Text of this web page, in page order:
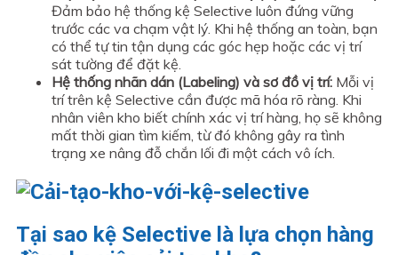
Đảm bảo hệ thống kệ Selective luôn đứng vững
trước các va chạm vật lý. Khi hệ thống an toàn, bạn
có thể tự tin tận dụng các góc hẹp hoặc các vị trí
sát tường để đặt kệ.
Hệ thống nhãn dán (Labeling) và sơ đồ vị trí: Mỗi vị
trí trên kệ Selective cần được mã hóa rõ ràng. Khi
nhân viên kho biết chính xác vị trí hàng, họ sẽ không
mất thời gian tìm kiếm, từ đó không gây ra tình
trạng xe nâng đỗ chắn lối đi một cách vô ích.
Tại sao kệ Selective là lựa chọn hàng